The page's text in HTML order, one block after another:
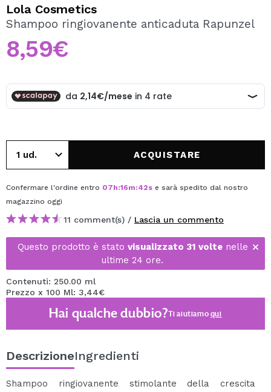
Creando un account su Maquibeauty.it potrai fare i tuoi
acquisti velocemente, controllare lo stato dei tuoi ordini e
consultare le tue operazioni precedenti.
CREARE UN ACCOUNT
Lola Cosmetics
Shampoo ringiovanente anticaduta Rapunzel
8,59€
ACQUISTARE
Confermare l'ordine entro 07h:16m:42s e sarà spedito dal nostro
magazzino oggi
11 comment(s) / Lascia un commento
Questo prodotto è stato visualizzato 31 voltenelle
ultime 24 ore.
Contenuti: 250.00 ml
Prezzo x 100 Ml: 3,44€
Hai qualche dubbio?Ti aiutiamoqui
DescrizioneIngredienti
Shampoo ringiovanente stimolante della crescita